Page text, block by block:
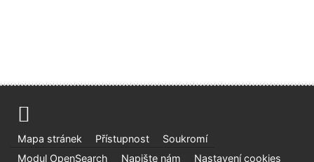
Mapa stránek Přístupnost
Soukromí
Modul OpenSearch
Napište nám Nastavení cookies